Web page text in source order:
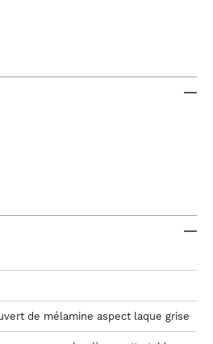
de mélamine aspect laque grise